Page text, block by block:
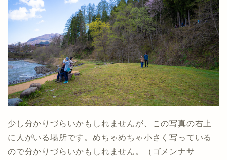
少し分かりづらいかもしれませんが、この写真の右上
に人がいる場所です。めちゃめちゃ小さく写っている
ので分かりづらいかもしれません。（ゴメンナサ